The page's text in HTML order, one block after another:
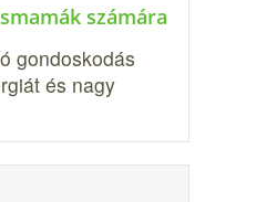
számára
gondoskodás
és nagy